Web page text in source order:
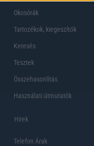
Okosórák
Tartozékok, kiegeszítők
Keresés
Tesztek
Összehasonlítás
Használati útmutatók
Hirek
Telefon Árak